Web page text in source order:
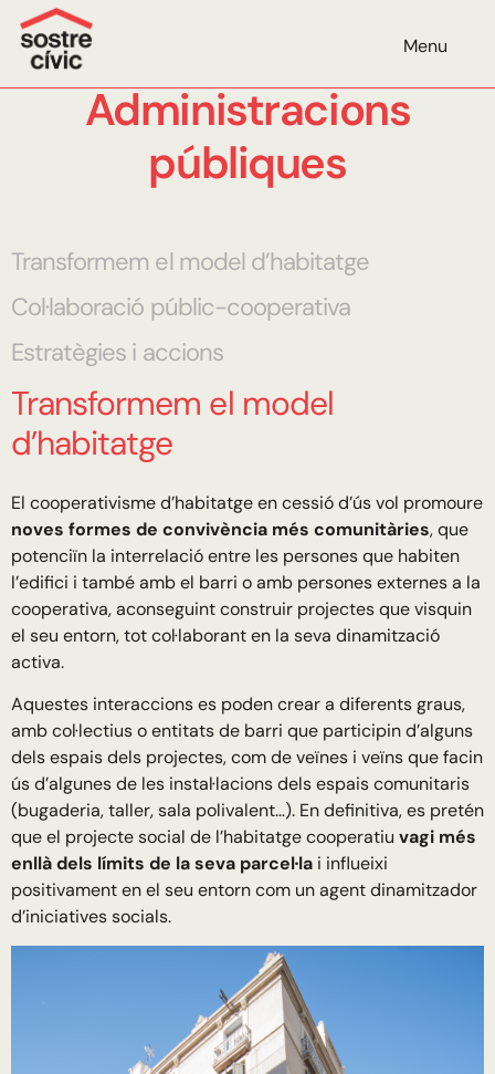
Menu
Administracions
públiques
Transformem el model d’habitatge
Col·laboració públic-cooperativa
Estratègies i accions
Transformem el model
d’habitatge
El cooperativisme d’habitatge en cessió d’ús vol promoure
noves formes de convivència més comunitàries, que
potenciïn la interrelació entre les persones que habiten
l’edifici i també amb el barri o amb persones externes a la
cooperativa, aconseguint construir projectes que visquin
el seu entorn, tot col·laborant en la seva dinamització
activa.
Aquestes interaccions es poden crear a diferents graus,
amb col·lectius o entitats de barri que participin d’alguns
dels espais dels projectes, com de veïnes i veïns que facin
ús d’algunes de les instal·lacions dels espais comunitaris
(bugaderia, taller, sala polivalent…). En definitiva, es pretén
que el projecte social de l’habitatge cooperatiu vagi més
enllà dels límits de la seva parcel·la i influeixi
positivament en el seu entorn com un agent dinamitzador
d’iniciatives socials.